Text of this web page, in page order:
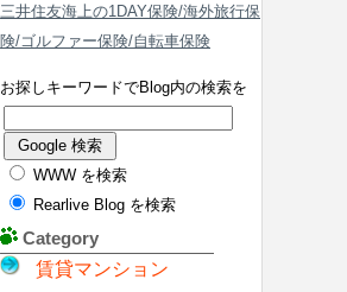
三井住友海上の1DAY保険/海外旅行保
険/ゴルファー保険/自転車保険
お探しキーワードでBlog内の検索を
WWW を検索
Rearlive Blog を検索
Category
賃貸マンション